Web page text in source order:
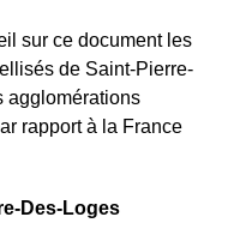
sur ce document les
de Saint-Pierre-
agglomérations
rapport à la France
Des-Loges